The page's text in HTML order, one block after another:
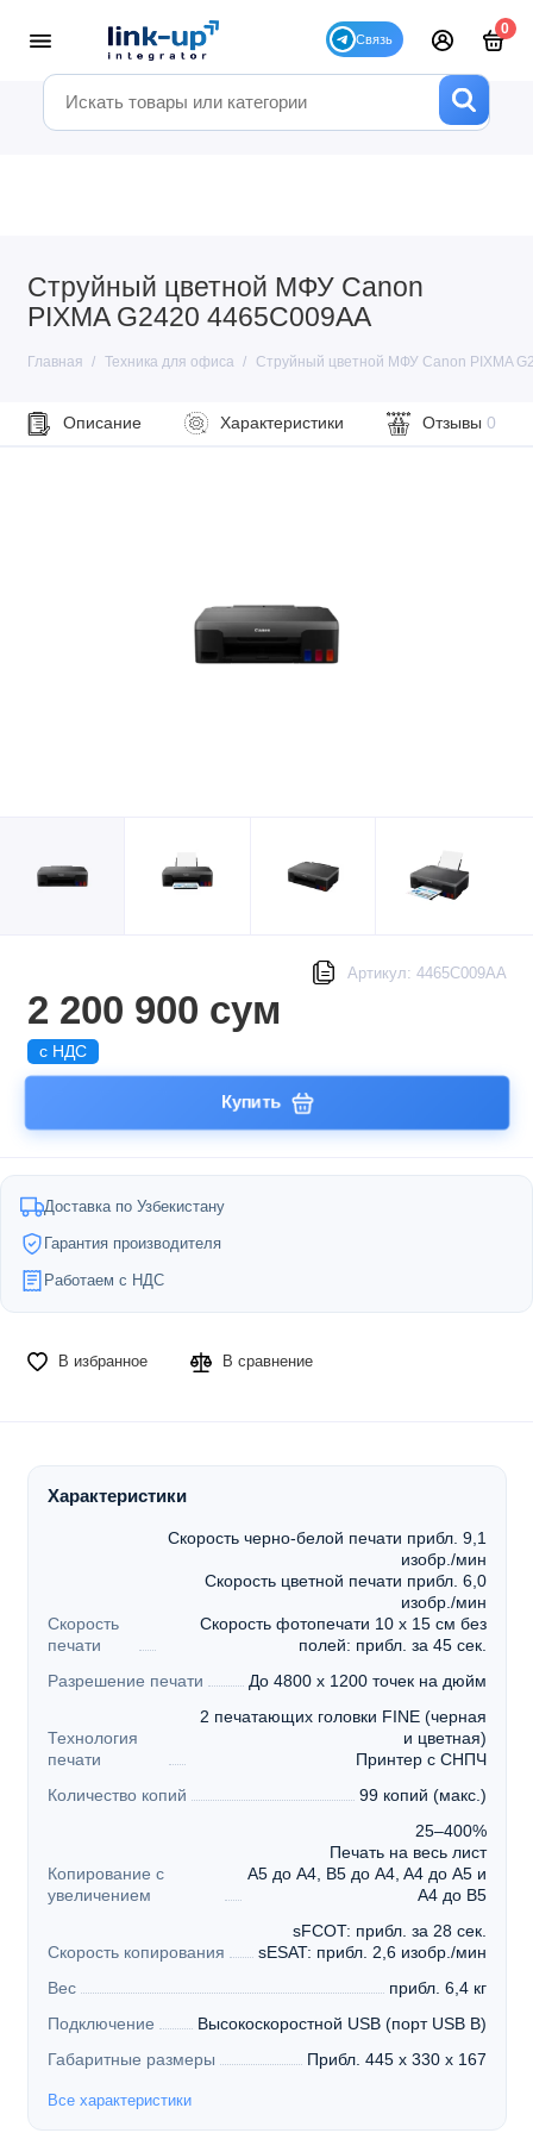
0
Cтруйный цветной МФУ Canon
PIXMA G2420 4465C009AA
Главная Техника для офиса Cтруйный цветной МФУ Canon PIXMA
Описание Характеристики Отзывы 0
Артикул: 4465C009AA
2 200 900 сум
с НДС
Купить
Доставка по Узбекистану
Гарантия производителя
Работаем с НДС
В избранное В сравнение
Характеристики
Скорость
печати
Скорость черно-белой печати прибл. 9,1
изобр./мин
Скорость цветной печати прибл. 6,0
изобр./мин
Скорость фотопечати 10 x 15 см без
полей: прибл. за 45 сек.
Разрешение печати
До 4800 x 1200 точек на дюйм
Технология
печати
2 печатающих головки FINE (черная
и цветная)
Принтер с СНПЧ
Количество копий
99 копий (макс.)
Копирование с
увеличением
25–400%
Печать на весь лист
A5 до A4, B5 до A4, A4 до A5 и
A4 до B5
Скорость копирования
sFCOT: прибл. за 28 сек.
sESAT: прибл. 2,6 изобр./мин
Вес
прибл. 6,4 кг
Подключение
Высокоскоростной USB (порт USB B)
Габаритные размеры
Прибл. 445 x 330 x 167
Все характеристики